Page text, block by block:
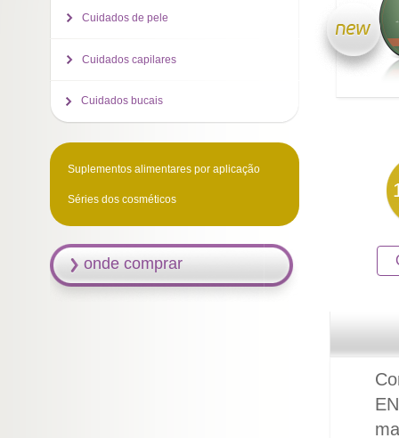
Cuidados de pele
Cuidados capilares
Cuidados bucais
Suplementos alimentares por aplicação
Séries dos cosméticos
onde comprar